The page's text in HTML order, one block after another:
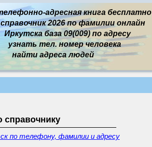
адресная книга бесплатно
2026 по фамилии онлайн
база 09(009) по адресу
тел. номер человека
найти адреса людей
справочнику
по телефону, фамилии и адресу